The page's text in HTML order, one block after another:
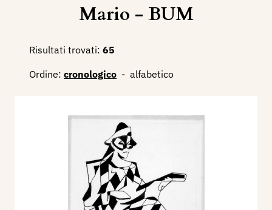
Mario - BUM
Risultati trovati: 65
Ordine: cronologico - alfabetico